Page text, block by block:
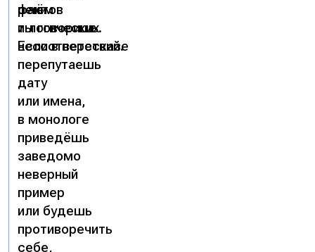
речи
фактов
и логических
несоответствий.
о чём
ты говоришь.
Если в пересказе
перепутаешь
дату
или имена,
в монологе
приведёшь
заведомо
неверный
пример
или будешь
противоречить
себе,